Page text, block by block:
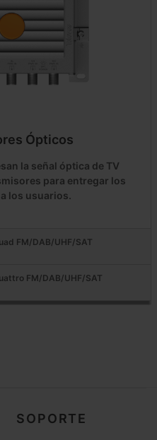
Ópticos
la señal óptica de TV
para entregar los
los usuarios.
FM/DAB/UHF/SAT
FM/DAB/UHF/SAT
SOPORTE